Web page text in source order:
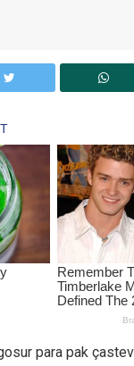
para pak